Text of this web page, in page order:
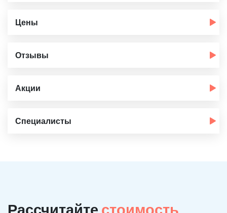
Цены
Отзывы
Акции
Специалисты
Рассчитайте стоимость